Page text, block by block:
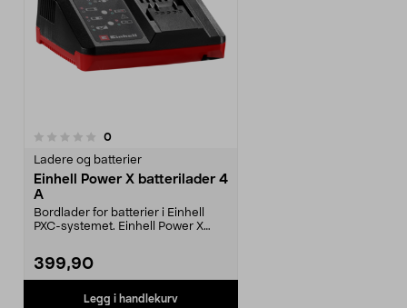
0anmeldelser
Ladere og batterier
Einhell Power X batterilader 4
A
Bordlader for batterier i Einhell
PXC-systemet. Einhell Power X
399,90
Legg i handlekurv